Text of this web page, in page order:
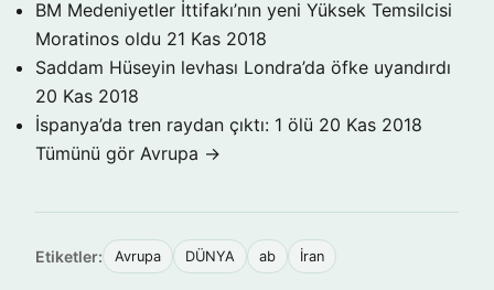
BM Medeniyetler İttifakı’nın yeni Yüksek Temsilcisi
Moratinos oldu 21 Kas 2018
Saddam Hüseyin levhası Londra’da öfke uyandırdı
20 Kas 2018
İspanya’da tren raydan çıktı: 1 ölü 20 Kas 2018
Tümünü gör Avrupa →
Etiketler: Avrupa DÜNYA ab İran